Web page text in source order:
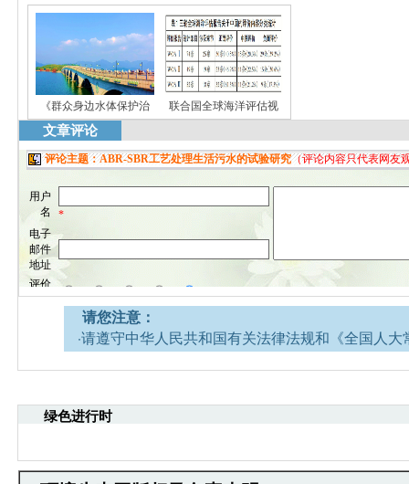
《群众身边水体保护治 联合国全球海洋评估视
文章评论
请您注意：
·请遵守中华人民共和国有关法律法规和《全国人
引起的法律责任。
·环境生态网文章跟帖管理员有权保留或删除其管辖
·发表本评论即表明您已经阅读并接受上述条款，如
绿色进行时